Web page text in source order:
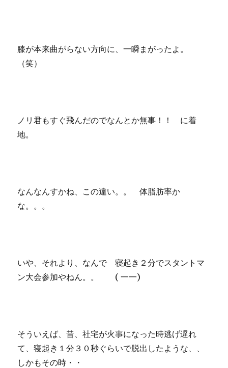
膝が本来曲がらない方向に、一瞬まがったよ。
（笑）
ノリ君もすぐ飛んだのでなんとか無事！！ に着
地。
なんなんすかね、この違い。。 体脂肪率か
な。。。
いや、それより、なんで 寝起き２分でスタントマ
ン大会参加やねん。。 ( 一一)
そういえば、昔、社宅が火事になった時逃げ遅れ
て、寝起き１分３０秒ぐらいで脱出したような、、
しかもその時・・